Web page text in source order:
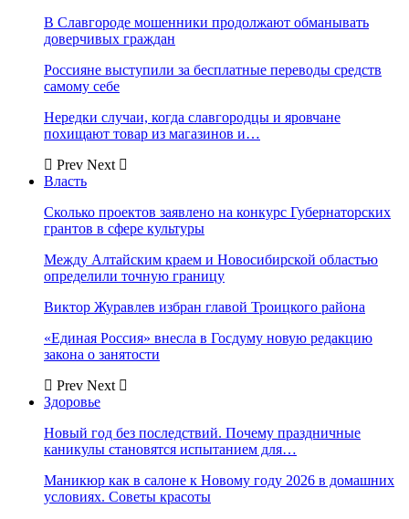
В Славгороде мошенники продолжают обманывать
доверчивых граждан
Россияне выступили за бесплатные переводы средств
самому себе
Нередки случаи, когда славгородцы и яровчане
похищают товар из магазинов и…
Prev Next
Власть
Сколько проектов заявлено на конкурс Губернаторских
грантов в сфере культуры
Между Алтайским краем и Новосибирской областью
определили точную границу
Виктор Журавлев избран главой Троицкого района
«Единая Россия» внесла в Госдуму новую редакцию
закона о занятости
Prev Next
Здоровье
Новый год без последствий. Почему праздничные
каникулы становятся испытанием для…
Маникюр как в салоне к Новому году 2026 в домашних
условиях. Советы красоты